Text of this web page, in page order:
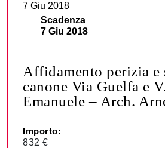
7 Giu 2018
Scadenza
7 Giu 2018
Affidamento perizia e
canone Via Guelfa e
Emanuele – Arch.
Importo:
832 €